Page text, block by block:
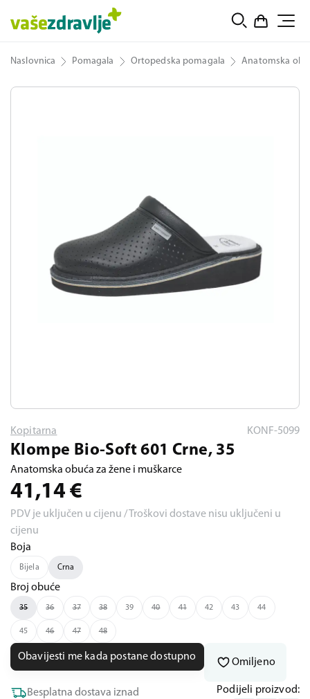
Naslovnica Pomagala Ortopedska pomagala Anatomska
Kopitarna KONF-5099
Klompe Bio-Soft 601 Crne, 35
Anatomska obuća za žene i muškarce
41,14 €
PDV je uključen u cijenu / Troškovi dostave nisu uključeni u
cijenu
Boja
Bijela Crna
Broj obuće
35 36 37 38 39 40 41 42 43 44
45 46 47 48
Obavijesti me kada postane dostupno
Omiljeno
Besplatna dostava iznad
Podijeli proizvod: